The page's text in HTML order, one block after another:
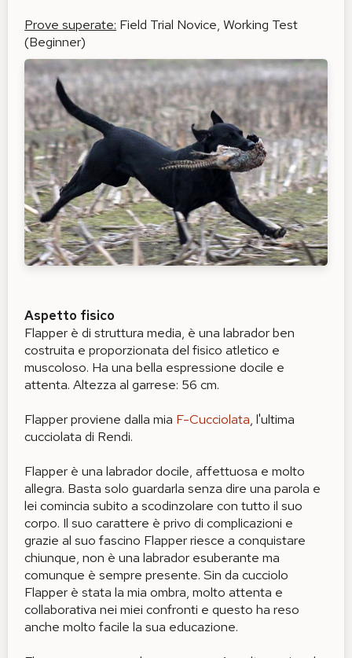
Prove superate: Field Trial Novice, Working Test
(Beginner)
Aspetto fisico
Flapper è di struttura media, è una labrador ben
costruita e proporzionata del fisico atletico e
muscoloso. Ha una bella espressione docile e
attenta. Altezza al garrese: 56 cm.
Flapper proviene dalla mia F-Cucciolata, l'ultima
cucciolata di Rendi.
Flapper è una labrador docile, affettuosa e molto
allegra. Basta solo guardarla senza dire una parola e
lei comincia subito a scodinzolare con tutto il suo
corpo. Il suo carattere è privo di complicazioni e
grazie al suo fascino Flapper riesce a conquistare
chiunque, non è una labrador esuberante ma
comunque è sempre presente. Sin da cucciolo
Flapper è stata la mia ombra, molto attenta e
collaborativa nei miei confronti e questo ha reso
anche molto facile la sua educazione.